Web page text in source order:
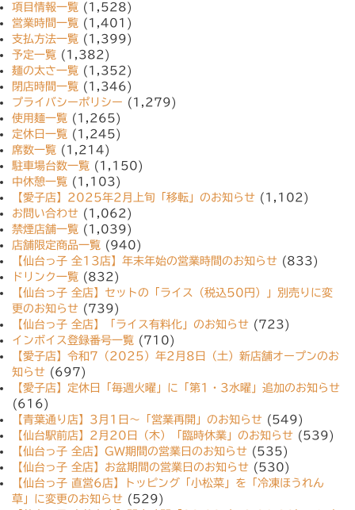
項目情報一覧 (1,528)
営業時間一覧 (1,401)
支払方法一覧 (1,399)
予定一覧 (1,382)
麺の太さ一覧 (1,352)
閉店時間一覧 (1,346)
プライバシーポリシー (1,279)
使用麺一覧 (1,265)
定休日一覧 (1,245)
席数一覧 (1,214)
駐車場台数一覧 (1,150)
中休憩一覧 (1,103)
【愛子店】2025年2月上旬「移転」のお知らせ (1,102)
お問い合わせ (1,062)
禁煙店舗一覧 (1,039)
店舗限定商品一覧 (940)
【仙台っ子 全13店】年末年始の営業時間のお知らせ (833)
ドリンク一覧 (832)
【仙台っ子 全店】セットの「ライス（税込50円）」別売りに変
更のお知らせ (739)
【仙台っ子 全店】「ライス有料化」のお知らせ (723)
インボイス登録番号一覧 (710)
【愛子店】令和7（2025）年2月8日（土）新店舗オープンのお
知らせ (697)
【愛子店】定休日「毎週火曜」に「第1・3水曜」追加のお知らせ
(616)
【青葉通り店】3月1日〜「営業再開」のお知らせ (549)
【仙台駅前店】2月20日（木）「臨時休業」のお知らせ (539)
【仙台っ子 全店】GW期間の営業日のお知らせ (535)
【仙台っ子 全店】お盆期間の営業日のお知らせ (530)
【仙台っ子 直営6店】トッピング「小松菜」を「冷凍ほうれん
草」に変更のお知らせ (529)